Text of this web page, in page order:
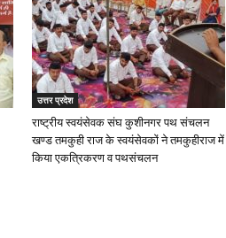
उत्तर प्रदेश
राष्ट्रीय स्वयंसेवक संघ कुशीनगर पथ संचलन
खण्ड तमकुही राज के स्वयंसेवकों ने तमकुहीराज में
किया एकत्रिकरण व पथसंचलन